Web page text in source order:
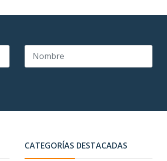
CATEGORÍAS DESTACADAS